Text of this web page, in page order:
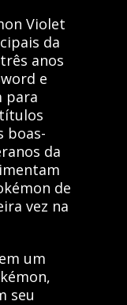
Violet
da
anos
e
para
boas-
da
de
vez na
um
seu